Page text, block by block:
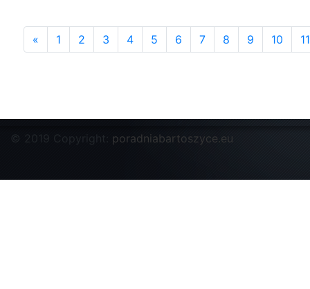
« 1 2 3 4 5 6 7 8 9 10 11
© 2019 Copyright: poradniabartoszyce.eu